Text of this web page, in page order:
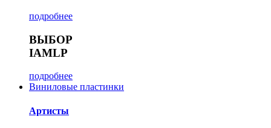
подробнее
ВЫБОР
IAMLP
подробнее
Виниловые пластинки
Артисты